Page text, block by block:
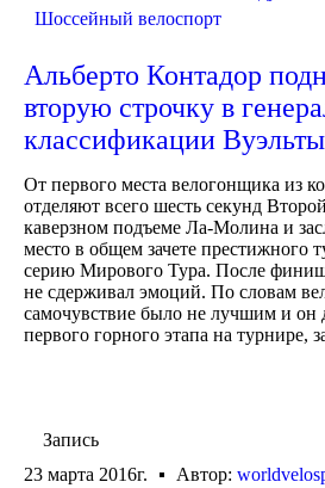
Шоссейный велоспорт
Альберто Контадор
вторую строчку в
классификации
От первого места велогонщика из
отделяют всего шесть секунд Второй
каверзном подъеме Ла-Молина и
место в общем зачете престижного
серию Мирового Тура. После
не сдерживал эмоций. По словам
самочувствие было не лучшим и он
первого горного этапа на турнире,
Запись
23 марта 2016г.
Автор: